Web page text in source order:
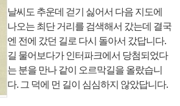
날씨도 추운데 걷기 싫어서 다음 지도에
나오는 최단 거리를 검색해서 갔는데 결국
엔 전에 갔던 길로 다시 돌아서 갔답니다.
길 물어보다가 인터파크에서 당첨되었다
는 분을 만나 같이 오르막길을 올랐습니
다. 그 덕에 먼 길이 심심하지 않았답니다.